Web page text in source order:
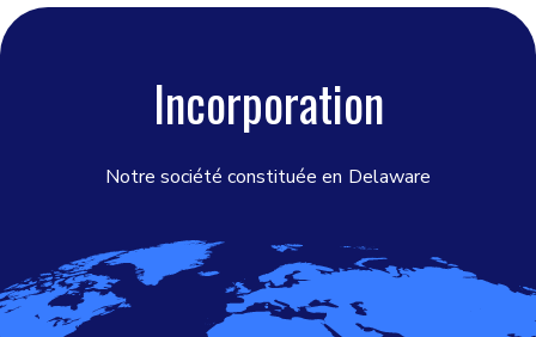
Incorporation
Notre société constituée en Delaware